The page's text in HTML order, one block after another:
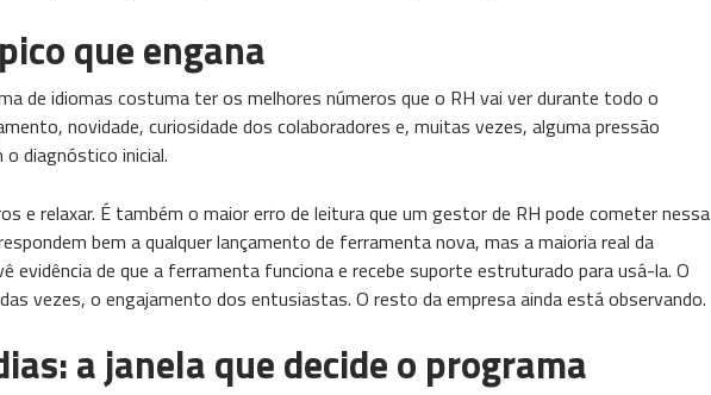
que engana
de idiomas costuma ter os melhores números que o RH vai ver durante todo o
novidade, curiosidade dos colaboradores e, muitas vezes, alguma pressão
diagnóstico inicial.
e relaxar. É também o maior erro de leitura que um gestor de RH pode cometer nessa
bem a qualquer lançamento de ferramenta nova, mas a maioria real da
evidência de que a ferramenta funciona e recebe suporte estruturado para usá-la. O
vezes, o engajamento dos entusiastas. O resto da empresa ainda está observando.
a janela que decide o programa